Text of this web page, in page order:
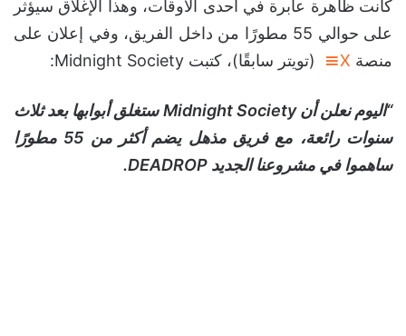
كانت ظاهرة عابرة في احدى الأوقات، وهذا الإغلاق سيؤثر
على حوالي 55 مطورًا من داخل الفريق، وفي إعلان على
منصة X (تويتر سابقًا)، كتبت Midnight Society:
“اليوم نعلن أن Midnight Society ستغلق أبوابها بعد ثلاث
سنوات رائعة، مع فريق مذهل يضم أكثر من 55 مطورًا
ساهموا في مشروعنا الجديد DEADROP.